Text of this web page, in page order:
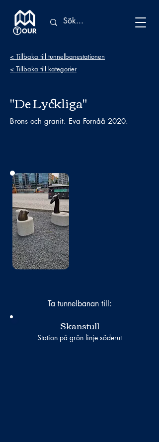
< Tillbaka till tunnelbanestationen
< Tillbaka till kategorier
"De Lyckliga"
Brons och granit. Eva Fornåå 2020.
Bild
saknas
Ta tunnelbanan till:
Skanstull
Station på grön linje söderut